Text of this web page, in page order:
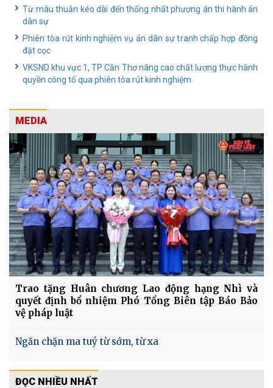
Từ mâu thuẫn kéo dài đến thống nhất phương án thi hành án
dân sự
Phiên tòa rút kinh nghiệm vụ án dân sự tranh chấp hợp đồng
đặt cọc
VKSND khu vực 1, TP Cần Thơ nâng cao chất lượng thực hành
quyền công tố qua phiên tòa rút kinh nghiệm
MEDIA
Trao tặng Huân chương Lao động hạng Nhì và
quyết định bổ nhiệm Phó Tổng Biên tập Báo Bảo
vệ pháp luật
Ngăn chặn ma tuý từ sớm, từ xa
ĐỌC NHIỀU NHẤT